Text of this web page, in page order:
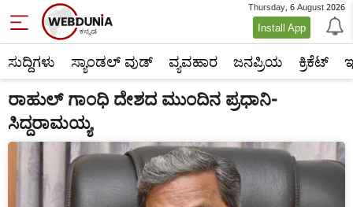
Thursday, 6 August 2026
Install App
ಸುದ್ದಿಗಳು ಸ್ಯಾಂಡಲ್ ವುಡ್ ವ್ಯವಹಾರ ಜನಪ್ರಿಯ ಕ್ರಿಕೆಟ್‌
ರಾಹುಲ್ ಗಾಂಧಿ ದೇಶದ ಮುಂದಿನ ಪ್ರಧಾನಿ-
ಸಿದ್ದರಾಮಯ್ಯ